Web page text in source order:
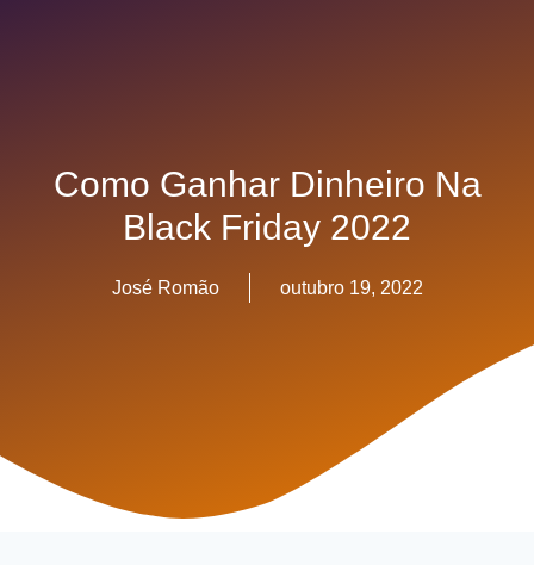
Como Ganhar Dinheiro Na
Black Friday 2022
José Romão outubro 19, 2022